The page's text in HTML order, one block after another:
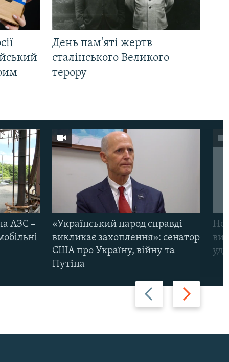
День пам'яті жертв
сталінського Великого
терору
Назад Вперед
АЗС –
«Український народ справді
викликає захоплення»: сенатор
США про Україну, війну та
Путіна